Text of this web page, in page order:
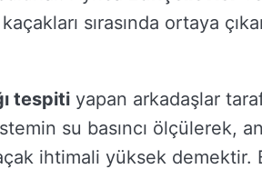
sırasında ortaya
tespiti yapan arkadaşlar
su basıncı ölçülerek,
ihtimali yüksek demektir.